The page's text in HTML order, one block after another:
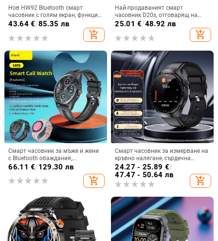
Нов HW92 Bluetooth смарт
часовник с голям екран, функция
за измерване на пулса,
водоустойчив, спортен, за мъже и
жени.
43.64€/85.35 лв
add_shopping_cart
Най-продаваният смарт
часовник D20s, отговарящ на
телефонни обаждания Y68
спортна гривна за разговори
Bluetooth спортен крачкомер
25.01 €/48.92 лв
add_shopping_cart
Смарт часовник за мъже и жени
с Bluetooth обаждания,
мултифункционален спортен
дизайн, измерване на сърдечен
ритъм, кръвно налягане,
кислород в кръвта и мониторинг
66.11 €/129.30 лв
add_shopping_cart
Смарт часовник за измерване на
кръвно налягане, сърдечна
честота и кислород в кръвта, NFC
плащания и мониторинг на съня
24.27 - 25.89 €/
47.47 - 50.64 лв
add_shopping_cart